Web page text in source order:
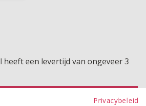
heeft een levertijd van ongeveer 3
Privacybeleid